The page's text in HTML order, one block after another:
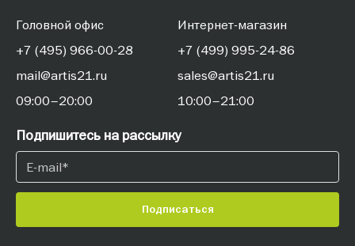
Головной офис
+7 (495) 966-00-28
mail@artis21.ru
09:00–20:00
Интернет-магазин
+7 (499) 995-24-86
sales@artis21.ru
10:00–21:00
Подпишитесь на рассылку
Подписаться